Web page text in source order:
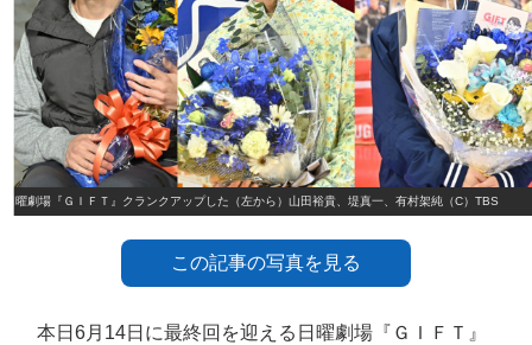
日曜劇場『ＧＩＦＴ』クランクアップした（左から）山田裕貴、堤真一、有村架純（C）TBS
この記事の写真を見る
本日6月14日に最終回を迎える日曜劇場『ＧＩＦＴ』